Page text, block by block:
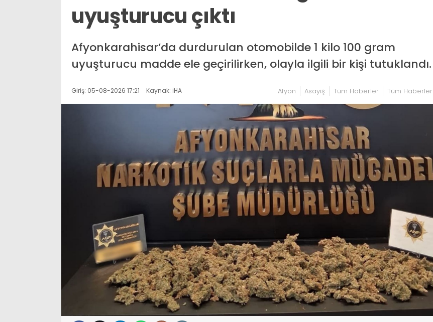
uyuşturucu çıktı
Afyonkarahisar’da durdurulan otomobilde 1 kilo 100 gram
uyuşturucu madde ele geçirilirken, olayla ilgili bir kişi tutuklandı.
Giriş: 05-08-2026 17:21 Kaynak: İHA Afyon Asayiş Tüm Haberler Tüm Haberler